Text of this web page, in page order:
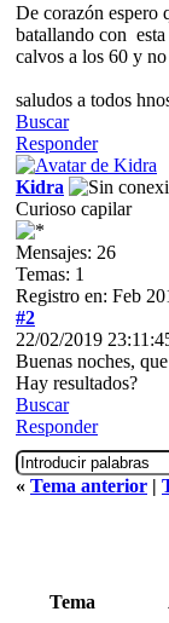
De corazón espero
batallando con
calvos a los 60 y
saludos a todos
Buscar
Responder
Kidra
Curioso capilar
Mensajes: 26
Temas: 1
Registro en: Feb
#2
22/02/2019
Buenas noches,
Hay resultados?
Buscar
Responder
« Tema anterior |
Tema